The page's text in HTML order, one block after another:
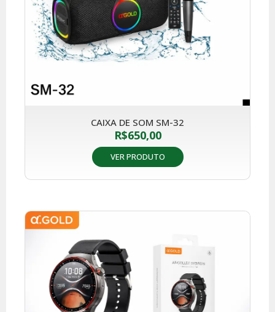
CAIXA DE SOM SM-32
R$650,00
VER PRODUTO